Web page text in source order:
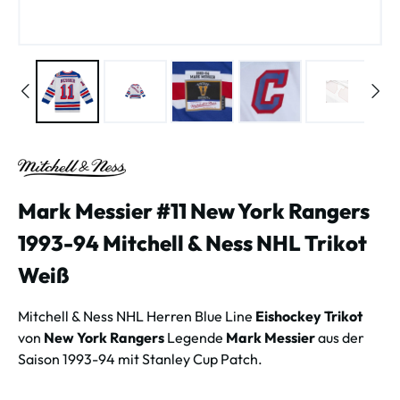
Mark Messier #11 New York Rangers
1993-94 Mitchell & Ness NHL Trikot
Weiß
Mitchell & Ness NHL Herren Blue Line Eishockey Trikot
von New York Rangers Legende Mark Messieraus der
Saison 1993-94 mit Stanley Cup Patch.